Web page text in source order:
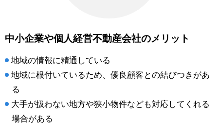
中小企業や個人経営不動産会社のメリット
地域の情報に精通している
地域に根付いているため、優良顧客との結びつきがあ
る
大手が扱わない地方や狭小物件なども対応してくれる
場合がある